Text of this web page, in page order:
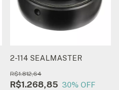
2-114 SEALMASTER
R$1.268,85
R$1.812,64
30% OFF